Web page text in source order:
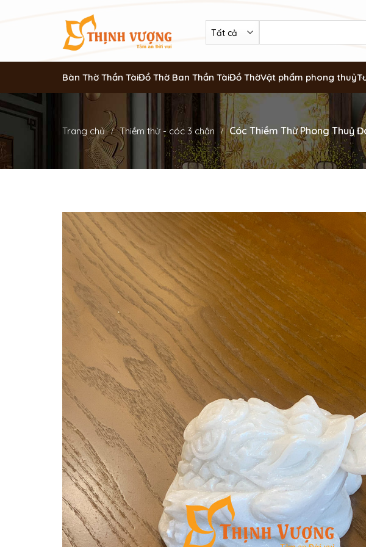
Bàn Thờ Thần TàiĐồ Thờ Ban Thần TàiĐồ ThờVật phẩm phong thuỷ
Trang chủ Thiềm thừ - cóc 3 chân Cóc Thiềm Thừ Phong Thuỷ